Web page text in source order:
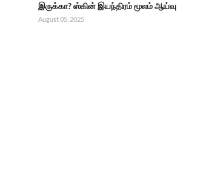
இருக்கா? ஸ்கின் இயந்திரம் மூலம் ஆய்வு
August 05, 2025